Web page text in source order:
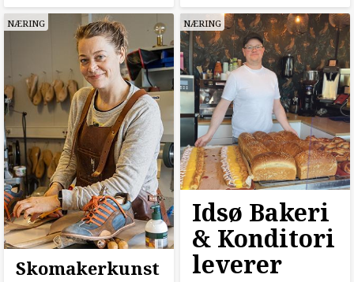
NÆRING
Skomakerkunst
NÆRING
Idsø Bakeri
& Konditori
leverer